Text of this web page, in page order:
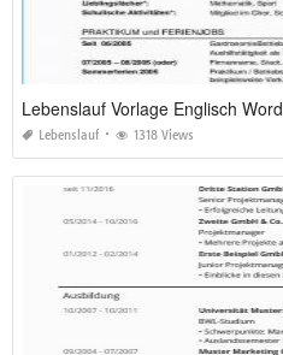
Lebenslauf Vorlage Englisch Word
Lebenslauf 1318 Views